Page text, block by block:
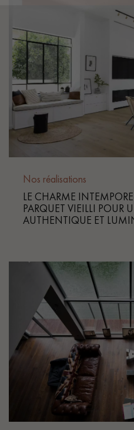
Nos réalisations
LE CHARME
PARQUET VIEILLI POUR
AUTHENTIQUE ET